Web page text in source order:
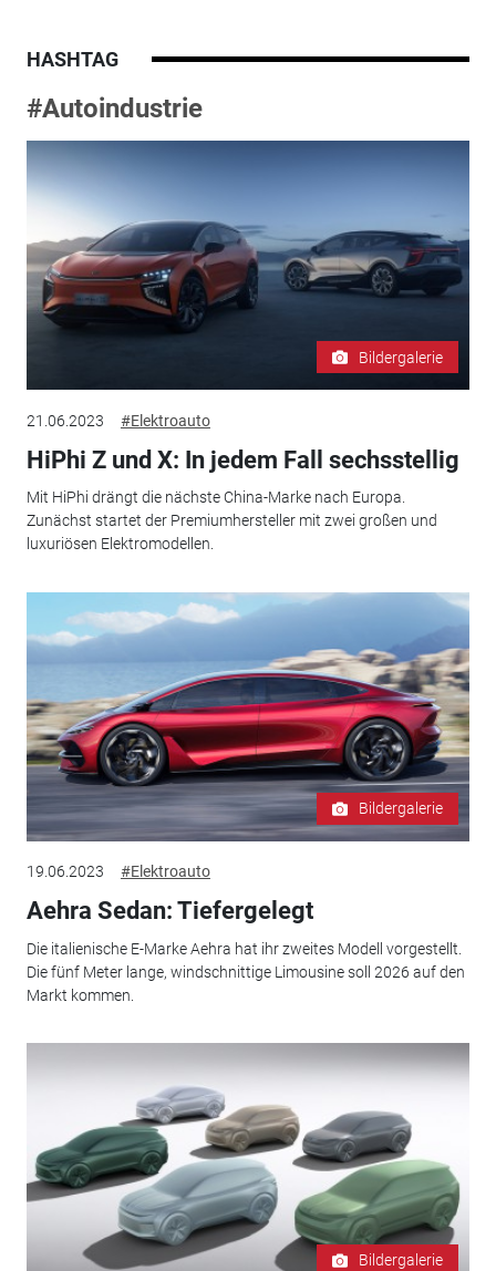
HASHTAG
#Autoindustrie
Bildergalerie
21.06.2023 #Elektroauto
HiPhi Z und X: In jedem Fall sechsstellig
Mit HiPhi drängt die nächste China-Marke nach Europa.
Zunächst startet der Premiumhersteller mit zwei großen und
luxuriösen Elektromodellen.
Bildergalerie
19.06.2023 #Elektroauto
Aehra Sedan: Tiefergelegt
Die italienische E-Marke Aehra hat ihr zweites Modell vorgestellt.
Die fünf Meter lange, windschnittige Limousine soll 2026 auf den
Markt kommen.
Bildergalerie